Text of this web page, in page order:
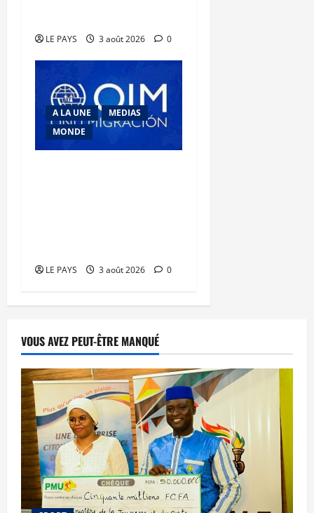
LE PAYS 3 août 2026 0
A LA UNE
MEDIAS
MONDE
LE PAYS 3 août 2026 0
VOUS AVEZ PEUT-ÊTRE MANQUÉ